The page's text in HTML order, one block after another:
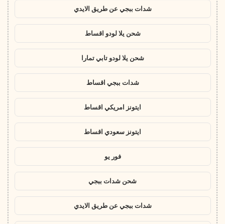
شدات ببجي عن طريق الايدي
شحن يلا لودو اقساط
شحن يلا لودو تابي تمارا
شدات ببجي اقساط
ايتونز امريكي اقساط
ايتونز سعودي اقساط
فور يو
شحن شدات ببجي
شدات ببجي عن طريق الايدي